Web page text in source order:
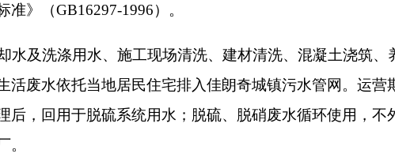
建筑材料综合利用；脱硫石膏外售给建材企业综合利用；废包装统一
污染控制标准》（GB18599-2020）中相关标准。
249-08）等危险废物暂存与危险废物贮存点，定期交由具有相
（HW50772-007-50）属于大宗危险废物，直接由有资质单位处置，不
2023）规定处置和管理，并按《危险废物管理计划和管理台账